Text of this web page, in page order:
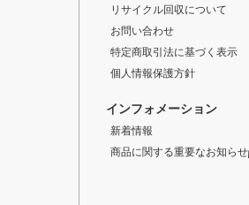
リサイクル回収について
お問い合わせ
特定商取引法に基づく表示
個人情報保護方針
インフォメーション
新着情報
商品に関する重要なお知らせ